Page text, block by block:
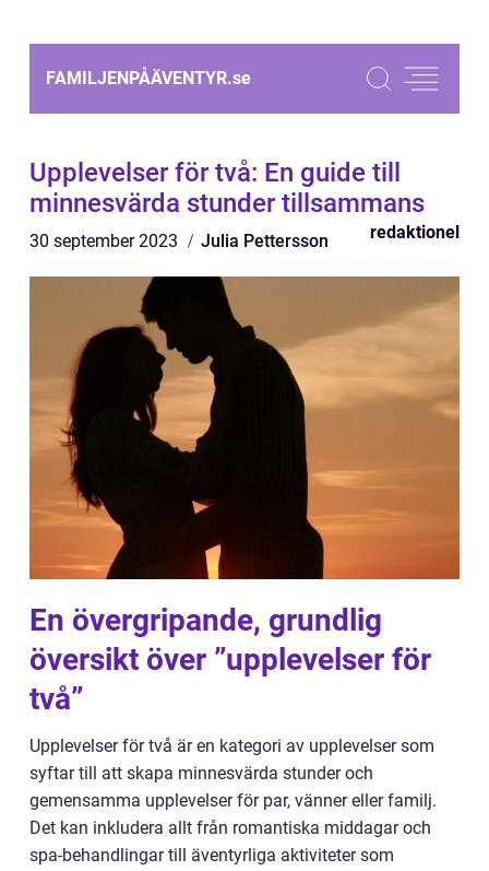
FAMILJENPÅÄVENTYR.se
Upplevelser för två: En guide till
minnesvärda stunder tillsammans
30 september 2023 Julia Pettersson redaktionel
En övergripande, grundlig
översikt över ”upplevelser för
två”
Upplevelser för två är en kategori av upplevelser som
syftar till att skapa minnesvärda stunder och
gemensamma upplevelser för par, vänner eller familj.
Det kan inkludera allt från romantiska middagar och
spa-behandlingar till äventyrliga aktiviteter som